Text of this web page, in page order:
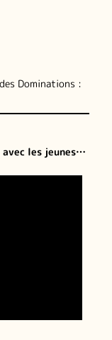
Dominations :
avec les jeunes…